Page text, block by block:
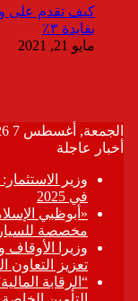
كيف تقدم على
بفايدة ٣٪
مايو 21, 2021